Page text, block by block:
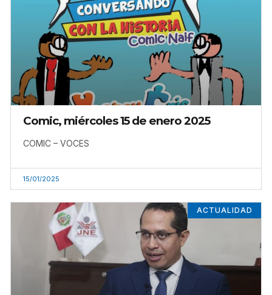
Comic, miércoles 15 de enero 2025
COMIC – VOCES
15/01/2025
ACTUALIDAD